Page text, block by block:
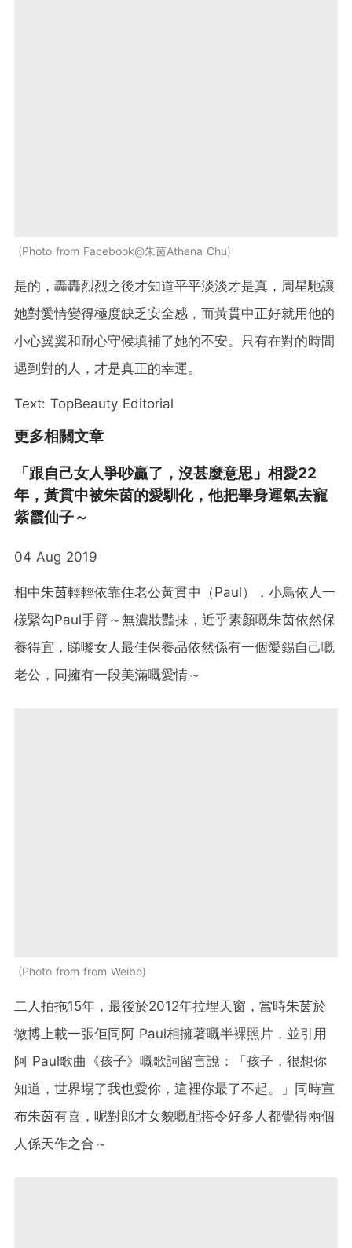
Photo from Facebook@朱茵Athena Chu
是的，轟轟烈烈之後才知道平平淡淡才是真，周星馳讓
她對愛情變得極度缺乏安全感，而黃貫中正好就用他的
小心翼翼和耐心守候填補了她的不安。只有在對的時間
遇到對的人，才是真正的幸運。
Text: TopBeauty Editorial
更多相關文章
「跟自己女人爭吵贏了，沒甚麼意思」相愛22
年，黃貫中被朱茵的愛馴化，他把畢身運氣去寵
紫霞仙子～
04 Aug 2019
相中朱茵輕輕依靠住老公黃貫中（Paul），小鳥依人一
樣緊勾Paul手臂～無濃妝豔抹，近乎素顏嘅朱茵依然保
養得宜，睇嚟女人最佳保養品依然係有一個愛錫自己嘅
老公，同擁有一段美滿嘅愛情～
Photo from from Weibo
二人拍拖15年，最後於2012年拉埋天窗，當時朱茵於
微博上載一張佢同阿 Paul相擁著嘅半裸照片，並引用
阿 Paul歌曲《孩子》嘅歌詞留言說：「孩子，很想你
知道，世界塌了我也愛你，這裡你最了不起。」同時宣
布朱茵有喜，呢對郎才女貌嘅配搭令好多人都覺得兩個
人係天作之合～